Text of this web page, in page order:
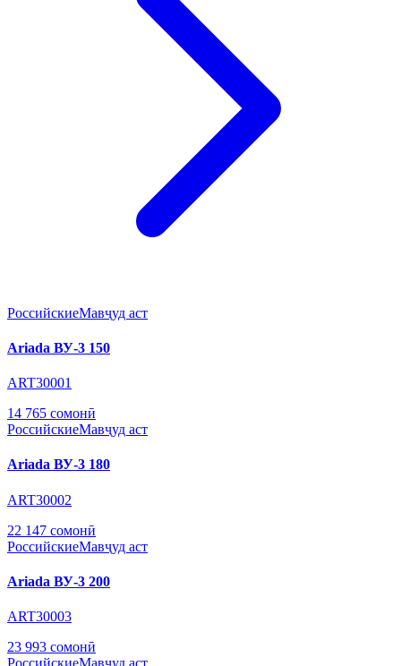
РоссийскиеМавҷуд аст
Ariada ВУ-3 150
ART30001
14 765 сомонӣ
РоссийскиеМавҷуд аст
Ariada ВУ-3 180
ART30002
22 147 сомонӣ
РоссийскиеМавҷуд аст
Ariada ВУ-3 200
ART30003
23 993 сомонӣ